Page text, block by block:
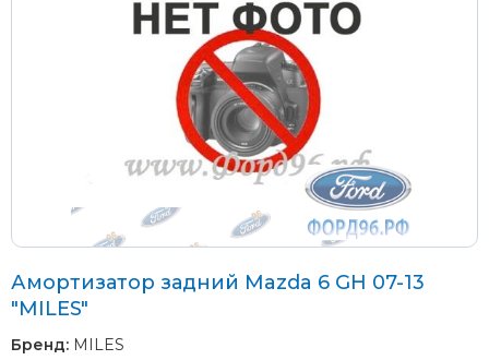
Амортизатор задний Mazda 6 GH 07-13
"MILES"
Бренд: MILES